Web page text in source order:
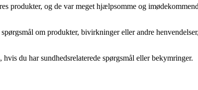
produkter, og de var meget hjælpsomme og
om produkter, bivirkninger eller andre
du har sundhedsrelaterede spørgsmål eller bekymringer.